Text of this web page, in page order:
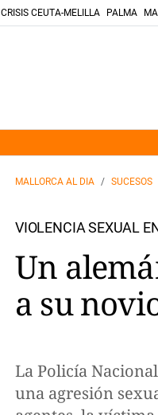
CRISIS CEUTA-MELILLA PALMA
MALLORCA AL DIA SUCESOS
VIOLENCIA SEXUAL
Un
a su
La Policía
una agresión